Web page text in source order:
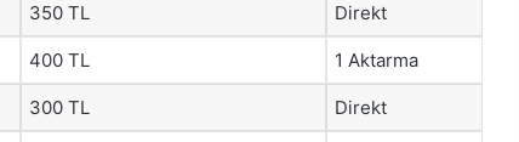
350 TL Direkt
400 TL 1 Aktarma
300 TL Direkt